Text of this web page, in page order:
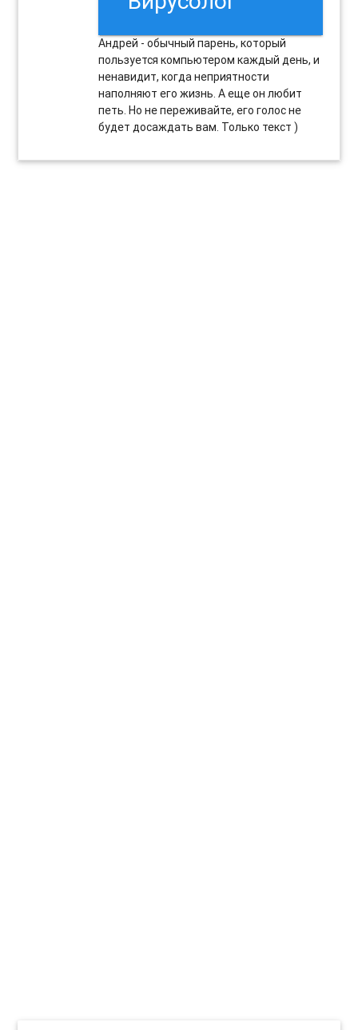
Андрей - обычный парень, который
пользуется компьютером каждый день, и
ненавидит, когда неприятности
наполняют его жизнь. А еще он любит
петь. Но не переживайте, его голос не
будет досаждать вам. Только текст )